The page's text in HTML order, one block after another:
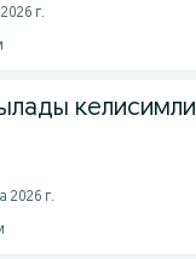
г.
келисимли
2026 г.